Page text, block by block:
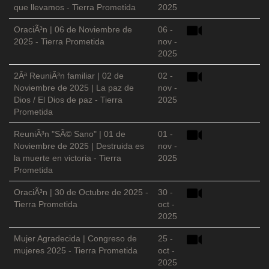
que llevamos - Tierra Prometida
2025
OraciÃ³n | 06 de Noviembre de
2025 - Tierra Prometida
06 -
nov -
2025
2Âª ReuniÃ³n familiar | 02 de
Noviembre de 2025 | La paz de
Dios / El Dios de paz - Tierra
Prometida
02 -
nov -
2025
ReuniÃ³n "SÃ© Sano" | 01 de
Noviembre de 2025 | Destruida es
la muerte en victoria - Tierra
Prometida
01 -
nov -
2025
OraciÃ³n | 30 de Octubre de 2025 -
Tierra Prometida
30 -
oct -
2025
Mujer Agradecida | Congreso de
mujeres 2025 - Tierra Prometida
25 -
oct -
2025